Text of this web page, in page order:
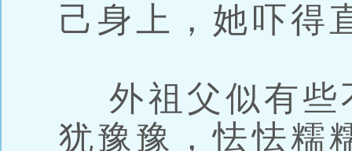
己身上，她吓得
外祖父似有些
犹豫豫，怯怯糯